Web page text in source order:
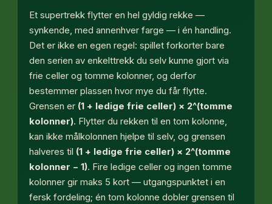
Et supertrekk flytter en hel gyldig rekke —
synkende, med annenhver farge — i én handling.
Det er ikke en egen regel: spillet forkorter bare
den serien av enkelttrekk du selv kunne gjort via
frie celler og tomme kolonner, og derfor
bestemmer plassen hvor mye du får flytte.
Grensen er (1 + ledige frie celler) × 2^(tomme
kolonner). Flytter du rekken til en tom kolonne,
kan ikke målkolonnen hjelpe til selv, og grensen
halveres til (1 + ledige frie celler) × 2^(tomme
kolonner − 1). Fire ledige celler og ingen tomme
kolonner gir maks 5 kort — utgangspunktet i en
fersk fordeling; én tom kolonne dobler grensen til